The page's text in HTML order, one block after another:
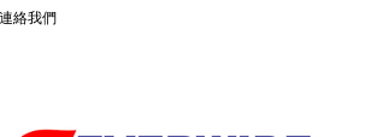
連絡我們